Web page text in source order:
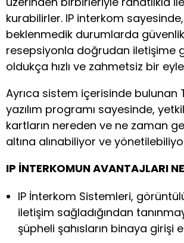
kurabilirler. IP interkom sayesinde,
beklenmedik durumlarda
resepsiyonla doğrudan iletişime
oldukça hızlı ve zahmetsiz bir
Ayrıca sistem içerisinde bulunan
yazılım programı sayesinde,
kartların nereden ve ne zaman
altına alınabiliyor ve
IP İNTERKOMUN AVANTAJLARI
IP İnterkom Sistemleri,
iletişim sağladığından
şüpheli şahısların binaya girişi